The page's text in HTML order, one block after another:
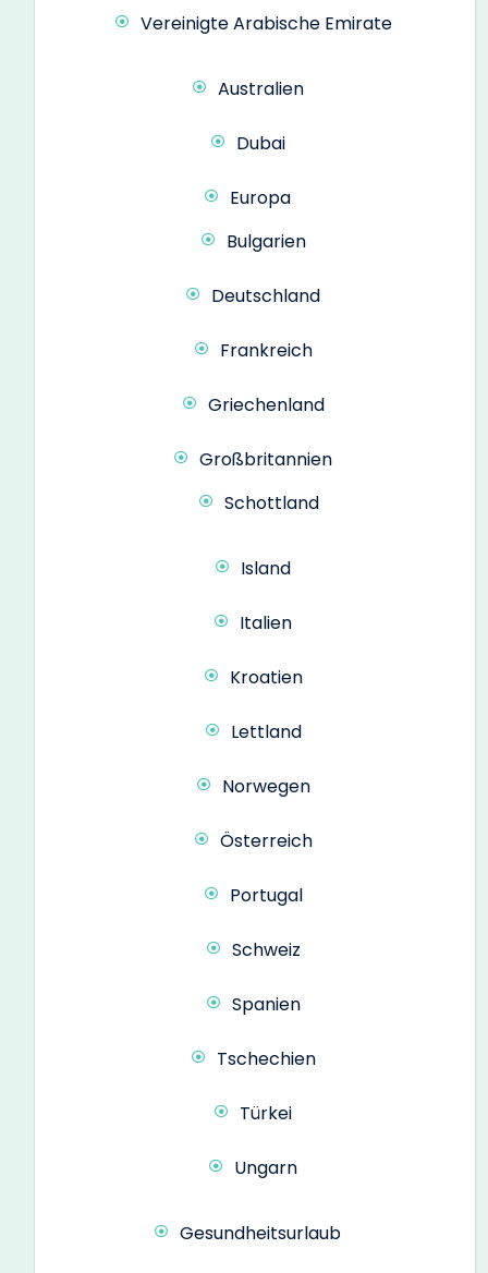
Vereinigte Arabische Emirate
Australien
Dubai
Europa
Bulgarien
Deutschland
Frankreich
Griechenland
Großbritannien
Schottland
Island
Italien
Kroatien
Lettland
Norwegen
Österreich
Portugal
Schweiz
Spanien
Tschechien
Türkei
Ungarn
Gesundheitsurlaub